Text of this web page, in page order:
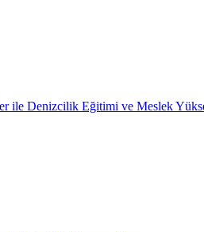
ile Denizcilik Eğitimi ve Meslek